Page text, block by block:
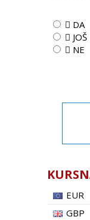
 DA

 NE
EUR
GBP